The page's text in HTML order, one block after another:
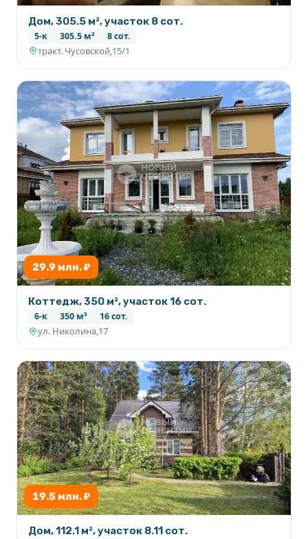
Дом, 305.5 м², участок 8 сот.
5-к 305.5 м² 8 сот.
тракт. Чусовской,15/1
29.9 млн. ₽
Коттедж, 350 м², участок 16 сот.
6-к 350 м² 16 сот.
ул. Николина,17
19.5 млн. ₽
Дом, 112.1 м², участок 8.11 сот.